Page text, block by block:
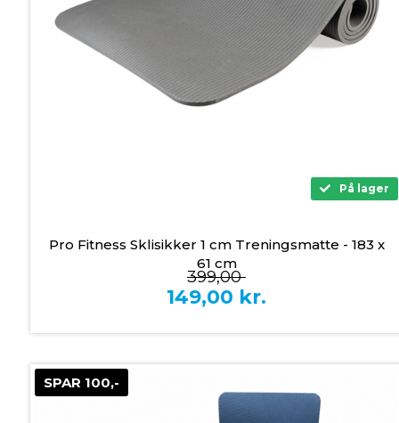
På lager
Pro Fitness Sklisikker 1 cm Treningsmatte - 183 x
61 cm
399,00
149,00 kr.
SPAR 100,-